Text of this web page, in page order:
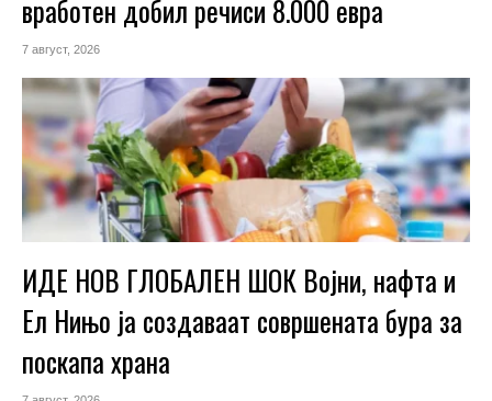
вработен добил речиси 8.000 евра
7 август, 2026
ИДЕ НОВ ГЛОБАЛЕН ШОК Војни, нафта и
Ел Нињо ја создаваат совршената бура за
поскапа храна